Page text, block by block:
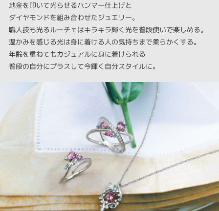
地金を叩いて光らせるハンマー仕上げと
ダイヤモンドを組み合わせたジュエリー。
職人技も光るルーチェはキラキラ輝く光を普段使いで楽しめる。
温かみを感じる光は身に着ける人の気持ちまで柔らかくする。
年齢を重ねてもカジュアルに身に着けられる
普段の自分にプラスして今輝く自分スタイルに。